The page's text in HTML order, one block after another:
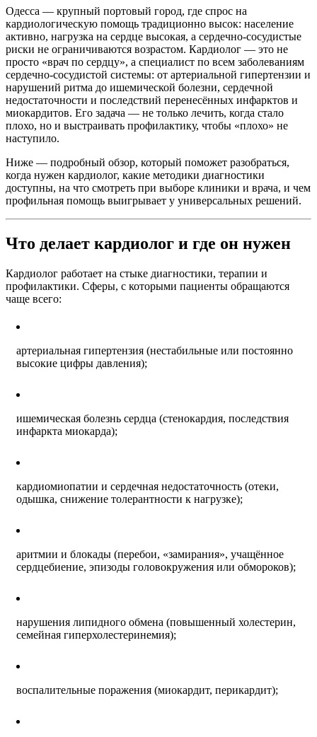
Одесса — крупный портовый город, где спрос на
кардиологическую помощь традиционно высок: население
активно, нагрузка на сердце высокая, а сердечно-сосудистые
риски не ограничиваются возрастом. Кардиолог — это не
просто «врач по сердцу», а специалист по всем заболеваниям
сердечно-сосудистой системы: от артериальной гипертензии и
нарушений ритма до ишемической болезни, сердечной
недостаточности и последствий перенесённых инфарктов и
миокардитов. Его задача — не только лечить, когда стало
плохо, но и выстраивать профилактику, чтобы «плохо» не
наступило.
Ниже — подробный обзор, который поможет разобраться,
когда нужен кардиолог, какие методики диагностики
доступны, на что смотреть при выборе клиники и врача, и чем
профильная помощь выигрывает у универсальных решений.
Что делает кардиолог и где он нужен
Кардиолог работает на стыке диагностики, терапии и
профилактики. Сферы, с которыми пациенты обращаются
чаще всего:
артериальная гипертензия (нестабильные или постоянно
высокие цифры давления);
ишемическая болезнь сердца (стенокардия, последствия
инфаркта миокарда);
кардиомиопатии и сердечная недостаточность (отеки,
одышка, снижение толерантности к нагрузке);
аритмии и блокады (перебои, «замирания», учащённое
сердцебиение, эпизоды головокружения или обмороков);
нарушения липидного обмена (повышенный холестерин,
семейная гиперхолестеринемия);
воспалительные поражения (миокардит, перикардит);